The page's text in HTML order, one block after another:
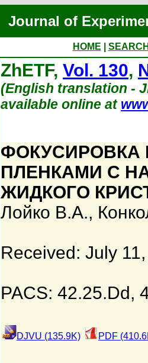
Journal of
HOME
ZhETF, Vol. 130,
(English translation -
available online at
ПЛЕНКАМИ С
ЖИДКОГО
Лойко В.А.,
Received: July
PACS: 42.25.Dd,
DJVU (135.9K) PDF